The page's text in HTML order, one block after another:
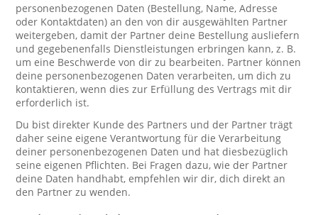
personenbezogenen Daten (Bestellung, Name, Adresse
oder Kontaktdaten) an den von dir ausgewählten Partner
weitergeben, damit der Partner deine Bestellung ausliefern
und gegebenenfalls Dienstleistungen erbringen kann, z. B.
um eine Beschwerde von dir zu bearbeiten. Partner können
deine personenbezogenen Daten verarbeiten, um dich zu
kontaktieren, wenn dies zur Erfüllung des Vertrags mit dir
erforderlich ist.
Du bist direkter Kunde des Partners und der Partner trägt
daher seine eigene Verantwortung für die Verarbeitung
deiner personenbezogenen Daten und hat diesbezüglich
seine eigenen Pflichten. Bei Fragen dazu, wie der Partner
deine Daten handhabt, empfehlen wir dir, dich direkt an
den Partner zu wenden.